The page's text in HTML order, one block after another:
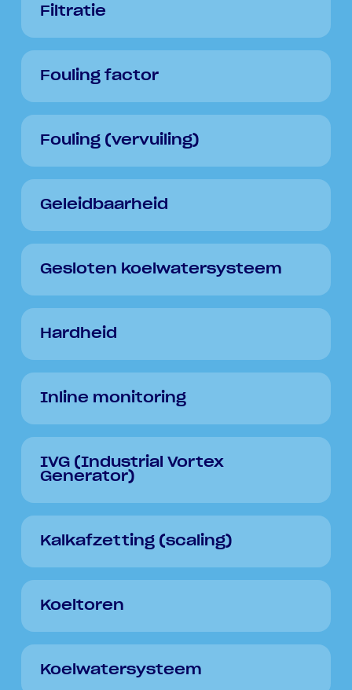
Filtratie
Fouling factor
Fouling (vervuiling)
Geleidbaarheid
Gesloten koelwatersysteem
Hardheid
Inline monitoring
IVG (Industrial Vortex
Generator)
Kalkafzetting (scaling)
Koeltoren
Koelwatersysteem